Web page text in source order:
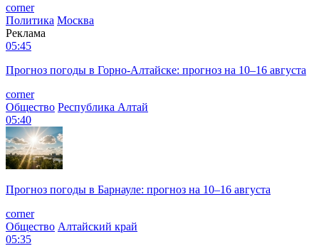
corner
Политика Москва
Реклама
05:45
Прогноз погоды в Горно-Алтайске: прогноз на 10–16 августа
corner
Общество Республика Алтай
05:40
Прогноз погоды в Барнауле: прогноз на 10–16 августа
corner
Общество Алтайский край
05:35